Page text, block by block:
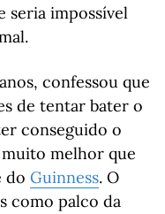
seria impossível
confessou que
de tentar bater o
conseguido o
melhor que
do Guinness. O
como palco da